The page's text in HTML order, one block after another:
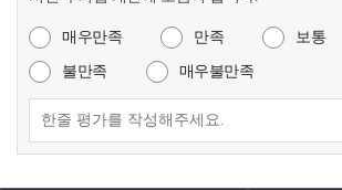
매우만족 만족 보통
불만족 매우불만족